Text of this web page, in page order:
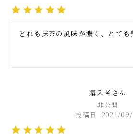
どれも抹茶の風味が濃く、とても
購入者
非公開
投稿日
2021/09/